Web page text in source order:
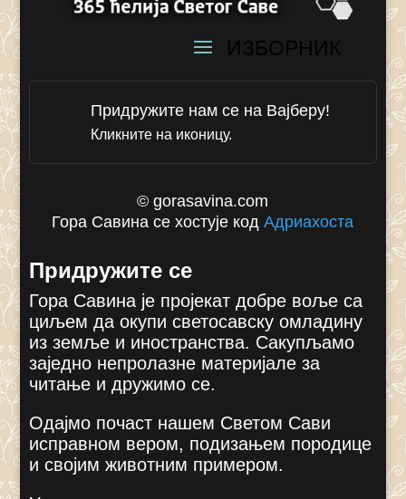
Придружите нам се на Вајберу!
Кликните на иконицу.
© gorasavina.com
Гора Савина се хостује кодАдриахоста
Придружите се
Гора Савина је пројекат добре воље са
циљем да окупи светосавску омладину
из земље и иностранства. Сакупљамо
заједно непролазне материјале за
читање и дружимо се.
Одајмо почаст нашем Светом Сави
исправном вером, подизањем породице
и својим животним примером.